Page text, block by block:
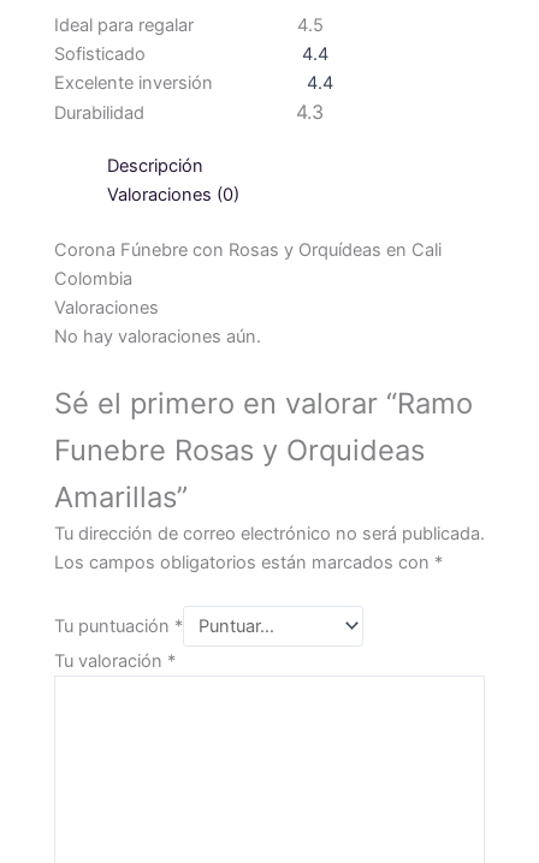
Ideal para regalar
4.5
Sofisticado
4.4
Excelente inversión
4.4
Durabilidad
4.3
Descripción
Valoraciones (0)
Corona Fúnebre con Rosas y Orquídeas en Cali
Colombia
Valoraciones
No hay valoraciones aún.
Sé el primero en valorar “Ramo
Funebre Rosas y Orquideas
Amarillas”
Tu dirección de correo electrónico no será publicada.
Los campos obligatorios están marcados con *
Tu puntuación *
Tu valoración *